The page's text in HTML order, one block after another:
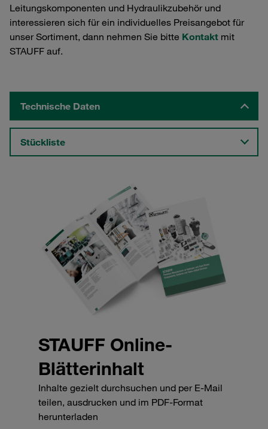
Leitungskomponenten und Hydraulikzubehör und
interessieren sich für ein individuelles Preisangebot für
unser Sortiment, dann nehmen Sie bitte Kontakt mit
STAUFF auf.
Technische Daten
Stückliste
STAUFF Online-
Blätterinhalt
Inhalte gezielt durchsuchen und per E-Mail
teilen, ausdrucken und im PDF-Format
herunterladen